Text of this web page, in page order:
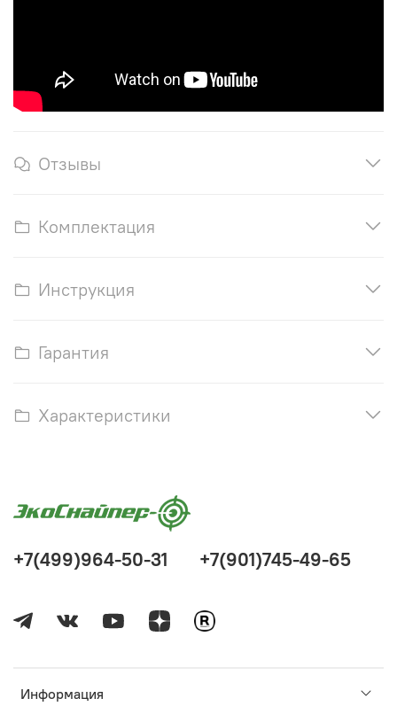
Отзывы
Комплектация
Инструкция
Гарантия
Характеристики
Информация
+7(499)964-50-31 +7(901)745-49-65